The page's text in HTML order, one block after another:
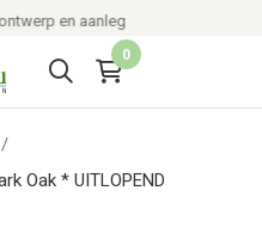
en aanleg
0
/
Oak * UITLOPEND